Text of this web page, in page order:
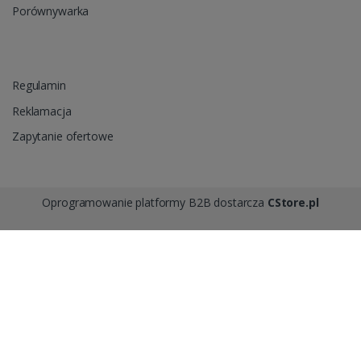
Porównywarka
Regulamin
Reklamacja
Zapytanie ofertowe
Oprogramowanie platformy B2B dostarcza CStore.pl